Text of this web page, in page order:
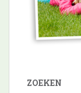
ZOEKEN